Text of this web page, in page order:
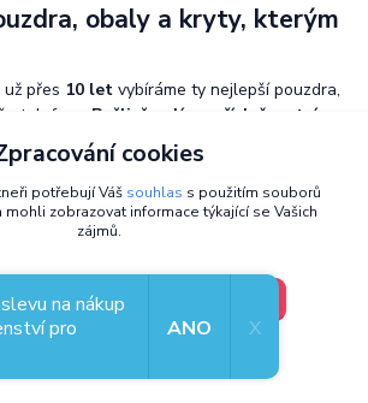
obaly a kryty, kterým
už přes 10 let vybíráme ty nejlepší pouzdra,
telefony. Pečlivě volíme příslušenství pro
styl, odolnost a praktičnost
Mobiwear v Českua kromě e-shopu máme i
Plzni, kde si můžete kryty prohlédnout.
nás na prvním místě -vážíme si vaší důvěry
cookies
potřebují Váš souhlas s použitím souborů
mohli zobrazovat informace týkající se Vašich
zájmů.
V pořádku, jdu si vybrat
můžete odmítnout
na nákup
pro
ANO X